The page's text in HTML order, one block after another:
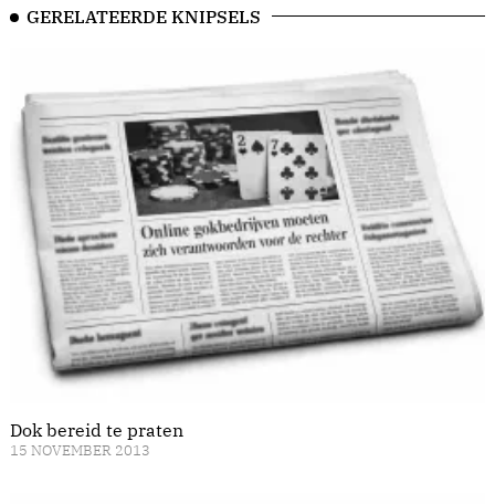
GERELATEERDE KNIPSELS
Dok bereid te praten
15 NOVEMBER 2013